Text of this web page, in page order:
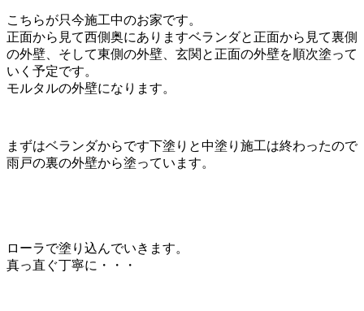
こちらが只今施工中のお家です。
正面から見て西側奥にありますベランダと正面から見て裏側
の外壁、そして東側の外壁、玄関と正面の外壁を順次塗って
いく予定です。
モルタルの外壁になります。
まずはベランダからです下塗りと中塗り施工は終わったので
雨戸の裏の外壁から塗っています。
ローラで塗り込んでいきます。
真っ直ぐ丁寧に・・・